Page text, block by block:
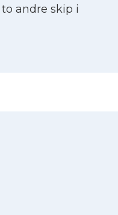
andre skip i